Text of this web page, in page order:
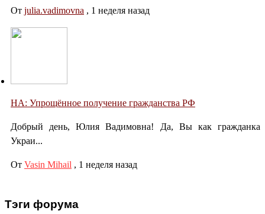
От julia.vadimovna , 1 неделя назад
НА: Упрощённое получение гражданства РФ
Добрый день, Юлия Вадимовна! Да, Вы как гражданка
Украи...
От Vasin Mihail , 1 неделя назад
Тэги форума